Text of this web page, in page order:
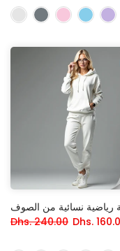
رياضية نسائية من الصوف
Dhs. 240.00 Dhs.